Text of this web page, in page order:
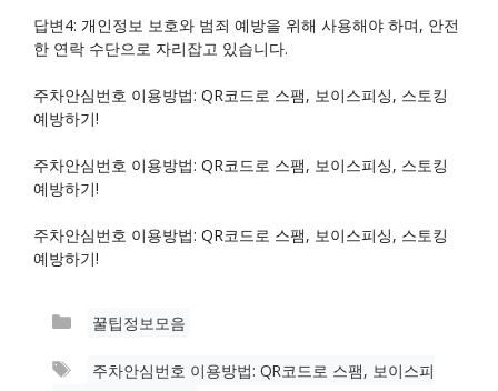
답변4: 개인정보 보호와 범죄 예방을 위해 사용해야 하며, 안전
한 연락 수단으로 자리잡고 있습니다.
주차안심번호 이용방법: QR코드로 스팸, 보이스피싱, 스토킹
예방하기!
주차안심번호 이용방법: QR코드로 스팸, 보이스피싱, 스토킹
예방하기!
주차안심번호 이용방법: QR코드로 스팸, 보이스피싱, 스토킹
예방하기!
카
고
꿀팁정보모음
태
주차안심번호 이용방법: QR코드로 스팸, 보이스피